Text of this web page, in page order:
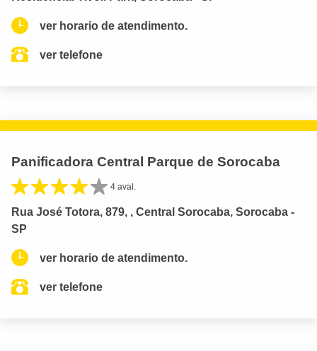
ver horario de atendimento.
ver telefone
Panificadora Central Parque de Sorocaba
4 aval.
Rua José Totora, 879, , Central Sorocaba, Sorocaba -
SP
ver horario de atendimento.
ver telefone